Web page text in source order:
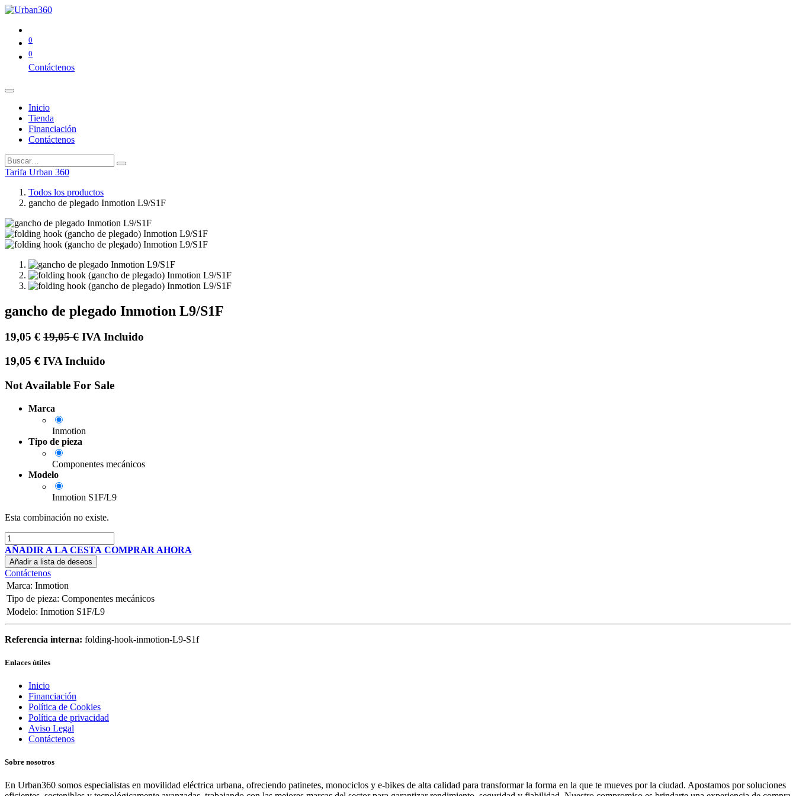
0
0
Contáctenos
Inicio
Tienda
Financiación
Contáctenos
Tarifa Urban 360
Todos los productos
gancho de plegado Inmotion L9/S1F
gancho de plegado Inmotion L9/S1F
19,05 € 19,05€ IVA Incluido
19,05 € IVA Incluido
Not Available For Sale
Marca
Inmotion
Tipo de pieza
Componentes mecánicos
Modelo
Inmotion S1F/L9
Esta combinación no existe.
AÑADIR A LA CESTA COMPRAR AHORA
Añadir a lista de deseos
Contáctenos
Marca: Inmotion
Tipo de pieza: Componentes mecánicos
Modelo: Inmotion S1F/L9
Referencia interna: folding-hook-inmotion-L9-S1f
Enlaces útiles
Inicio
Financiación
Política de Cookies
Política de privacidad
Aviso Legal
Contáctenos
Sobre nosotros
En Urban360 somos especialistas en movilidad eléctrica urbana, ofreciendo patinetes, monociclos y e-bikes de alta calidad para transformar la forma en la que te mueves por la ciudad. Apostamos por soluciones